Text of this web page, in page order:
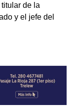
de la
y el jefe del